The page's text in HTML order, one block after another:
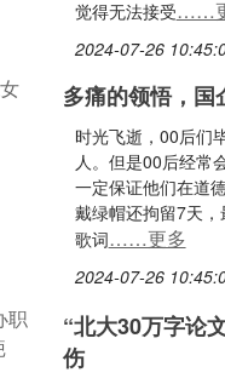
觉得无法接受……
2024-07-26
多痛的领悟，国
时光飞逝，00后们
人。但是00后经常
一定保证他们在道
戴绿帽还拘留7天
歌词……更多
2024-07-26
“北大30万字论
伤